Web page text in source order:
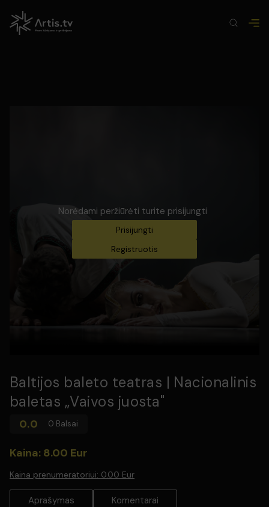
Norėdami peržiūrėti turite prisijungti
Prisijungti
Registruotis
Baltijos baleto teatras | Nacionalinis
baletas „Vaivos juosta"
0.0 0 Balsai
Kaina: 8.00 Eur
Kaina prenumeratoriui: 0.00 Eur
Aprašymas Komentarai